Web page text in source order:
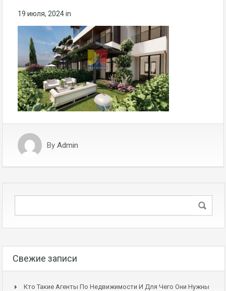
19 июля, 2024in
By Admin
Свежие записи
Кто Такие Агенты По Недвижимости И Для Чего Они Нужны